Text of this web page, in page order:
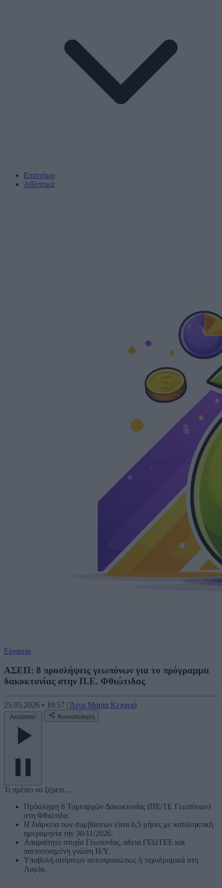
Επιστήμη
Αθλητικά
Εργασία
ΑΣΕΠ: 8 προσλήψεις γεωπόνων για το πρόγραμμα
δακοκτονίας στην Π.Ε. Φθιώτιδας
25.05.2026 • 10:57 | Άννα Μαρία Κεχαγιά
Ακούστε! Κοινοποίηση
Τι πρέπει να ξέρετε…
Πρόσληψη 8 Τομεαρχών Δακοκτονίας (ΠΕ/ΤΕ Γεωπόνων)
στη Φθιώτιδα.
Η διάρκεια των συμβάσεων είναι 6,5 μήνες με καταληκτική
ημερομηνία την 30/11/2026.
Απαραίτητο πτυχίο Γεωπονίας, άδεια ΓΕΩΤΕΕ και
πιστοποιημένη γνώση Η/Υ.
Υποβολή αιτήσεων αυτοπροσώπως ή ταχυδρομικά στη
Λαμία.